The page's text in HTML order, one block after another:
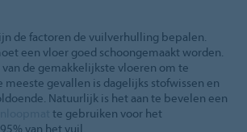
de factoren de vuilverhulling bepalen.
een vloer goed schoongemaakt worden.
de gemakkelijkste vloeren om te
meeste gevallen is dagelijks stofwissen en
Natuurlijk is het aan te bevelen een
te gebruiken voor het
van het vuil.